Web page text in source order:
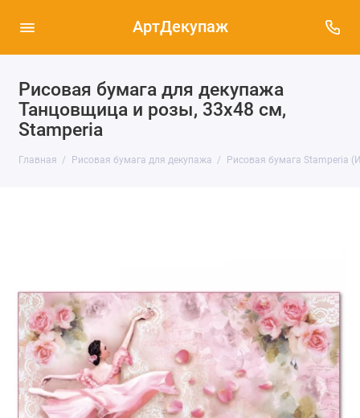
АртДекупаж
Рисовая бумага для декупажа
Танцовщица и розы, 33х48 см,
Stamperia
Главная Рисовая бумага для декупажа Рисовая бумага Stamperia